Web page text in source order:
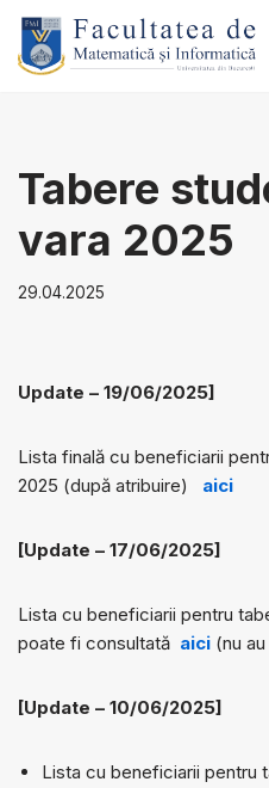
Sari
Tabere
vara 2025
29.04.2025
Update – 19/06/2025]
Lista finală cu beneficiarii
2025 (după atribuire) aici
[Update – 17/06/2025]
Lista cu beneficiarii pentru
poate fi consultată aici (nu
[Update – 10/06/2025]
Lista cu beneficiarii pentru